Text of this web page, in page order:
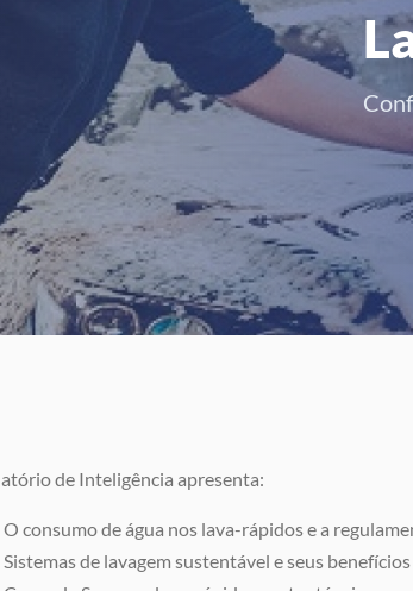
de Inteligência apresenta:
O consumo de água nos lava-rápidos e a
Sistemas de lavagem sustentável e seus benefícios